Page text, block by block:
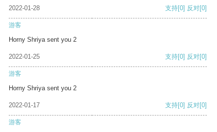
2022-01-28 支持[0] 反对[0]
游客
Horny Shriya sent you 2
2022-01-25 支持[0] 反对[0]
游客
Horny Shriya sent you 2
2022-01-17 支持[0] 反对[0]
游客